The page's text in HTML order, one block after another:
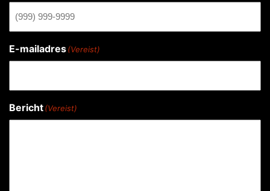
E-mailadres(Vereist)
Bericht(Vereist)